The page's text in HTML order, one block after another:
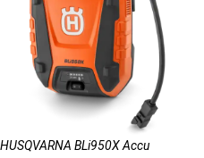
HUSQVARNA BLi950X Accu